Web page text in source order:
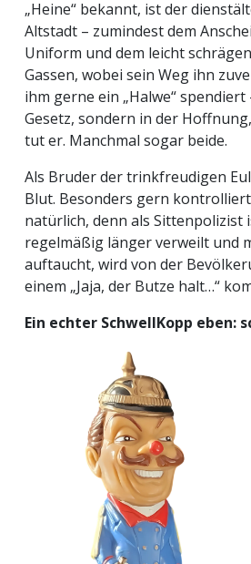
„Heine“ bekannt, ist der
Altstadt – zumindest dem
Uniform und dem leicht
Gassen, wobei sein Weg ihn
ihm gerne ein „Halwe“
Gesetz, sondern in der
tut er. Manchmal sogar beide.
Als Bruder der trinkfreudigen
Blut. Besonders gern
natürlich, denn als
regelmäßig länger verweilt und
auftaucht, wird von der
einem „Jaja, der Butze halt…“
Ein echter SchwellKopp eben: